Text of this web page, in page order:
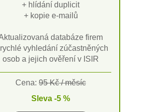
+ hlídání duplicit
+ kopie e-mailů
databáze firem
vyhledání zúčastněných
osob a jejich ověření v ISIR
Cena:
95 Kč / měsíc
Sleva -5 %